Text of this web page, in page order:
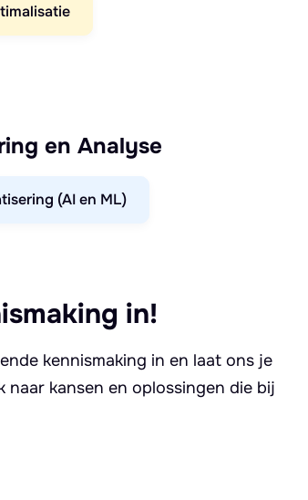
en Analyse
(AI en ML)
in!
kennismaking in en laat ons je
kansen en oplossingen die bij